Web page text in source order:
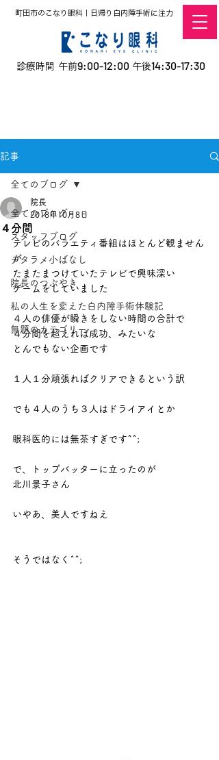
町田市のこなり眼科｜日帰り白内障手術に注力
診療時間 午前9:00-12:00 午後14:30-17:30
記事
全てのブログ
スタッフブログ
デタラメ小ばなし
院長のつぶやき
私の人生を変えた白内障手術体験記
無題のカテゴリー
全てのブログ
４分間
院長
2018年10月8日
テレビのバラエティ番組はほとんど観ません
が
たまたまつけていたテレビで興味深い
ゲームをしていました
４人の俳優が瞬きをしない時間の合計で
４分間を超えれば成功、みたいな
とんでもない企画です
１人１分頑張ればクリアできるという訳
でも４人のうち３人はドライアイとか
眼科医的には無茶すぎです^^;
で、トップバッターに立ったのが
北川景子さん
いやあ、美人ですねえ
そうではなく^^;